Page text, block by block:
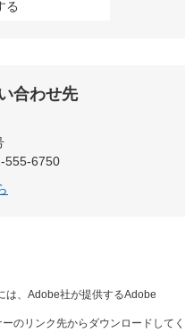
合わせ先
555-6750
は、Adobe社が提供するAdobe
のリンク先からダウンロードしてく